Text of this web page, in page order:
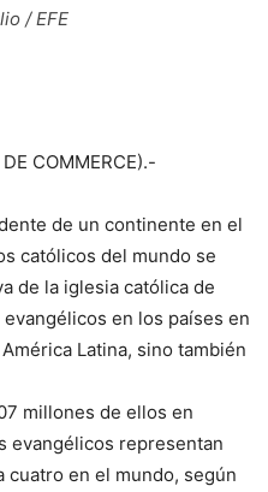
/ EFE
COMMERCE).-
de un continente en el
católicos del mundo se
de la iglesia católica de
en los países en
Latina, sino también
millones de ellos en
evangélicos representan
cuatro en el mundo, según